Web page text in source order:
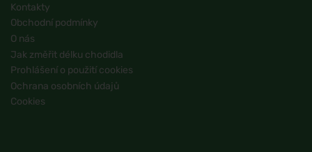
Kontakty
Obchodní podmínky
O nás
Jak změřit délku chodidla
Prohlášení o použití cookies
Ochrana osobních údajů
Cookies